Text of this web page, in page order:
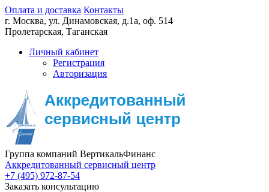
Оплата и доставка Контакты
г. Москва, ул. Динамовская, д.1а, оф. 514
Пролетарская, Таганская
Личный кабинет
Регистрация
Авторизация
Группа компаний ВертикальФинанс
Аккредитованный сервисный центр
+7 (495) 972-87-54
Заказать консультацию